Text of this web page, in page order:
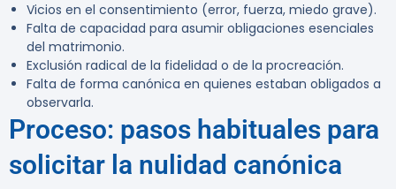
Vicios en el consentimiento (error, fuerza, miedo grave).
Falta de capacidad para asumir obligaciones esenciales
del matrimonio.
Exclusión radical de la fidelidad o de la procreación.
Falta de forma canónica en quienes estaban obligados a
observarla.
Proceso: pasos habituales para
solicitar la nulidad canónica